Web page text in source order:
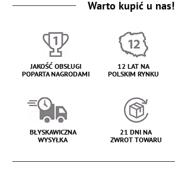
Warto kupić u nas!
JAKOŚĆ OBSŁUGI
POPARTA NAGRODAMI
12 LAT NA
POLSKIM RYNKU
BŁYSKAWICZNA
WYSYŁKA
21 DNI NA
ZWROT TOWARU